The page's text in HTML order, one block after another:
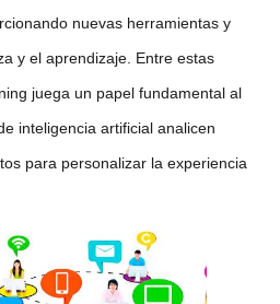
nuevas herramientas y
y el aprendizaje. Entre estas
juega un papel fundamental al
inteligencia artificialanalicen
para personalizar la experiencia